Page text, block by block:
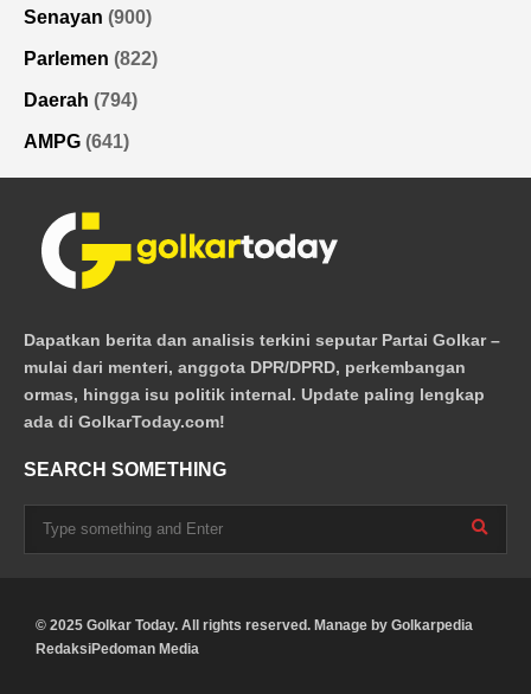
Senayan (900)
Parlemen (822)
Daerah (794)
AMPG (641)
Dapatkan berita dan analisis terkini seputar Partai Golkar –
mulai dari menteri, anggota DPR/DPRD, perkembangan
ormas, hingga isu politik internal. Update paling lengkap
ada di GolkarToday.com!
SEARCH SOMETHING
© 2025 Golkar Today. All rights reserved. Manage by Golkarpedia
RedaksiPedoman Media